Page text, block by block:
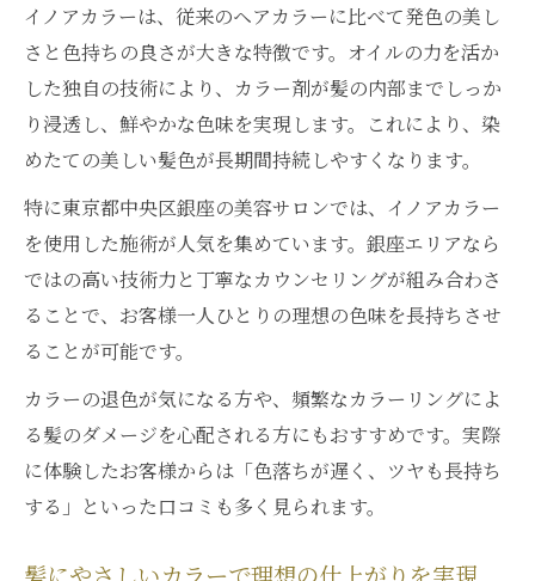
イノアカラーは、従来のヘアカラーに比べて発色の美し
さと色持ちの良さが大きな特徴です。オイルの力を活か
した独自の技術により、カラー剤が髪の内部までしっか
り浸透し、鮮やかな色味を実現します。これにより、染
めたての美しい髪色が長期間持続しやすくなります。
特に東京都中央区銀座の美容サロンでは、イノアカラー
を使用した施術が人気を集めています。銀座エリアなら
ではの高い技術力と丁寧なカウンセリングが組み合わさ
ることで、お客様一人ひとりの理想の色味を長持ちさせ
ることが可能です。
カラーの退色が気になる方や、頻繁なカラーリングによ
る髪のダメージを心配される方にもおすすめです。実際
に体験したお客様からは「色落ちが遅く、ツヤも長持ち
する」といった口コミも多く見られます。